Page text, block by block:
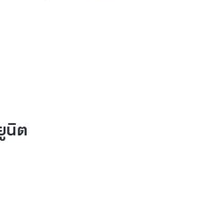
นิต